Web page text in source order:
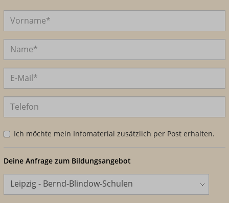
Ich möchte mein Infomaterial zusätzlich per Post erhalten.
Deine Anfrage zum Bildungsangebot
Standort